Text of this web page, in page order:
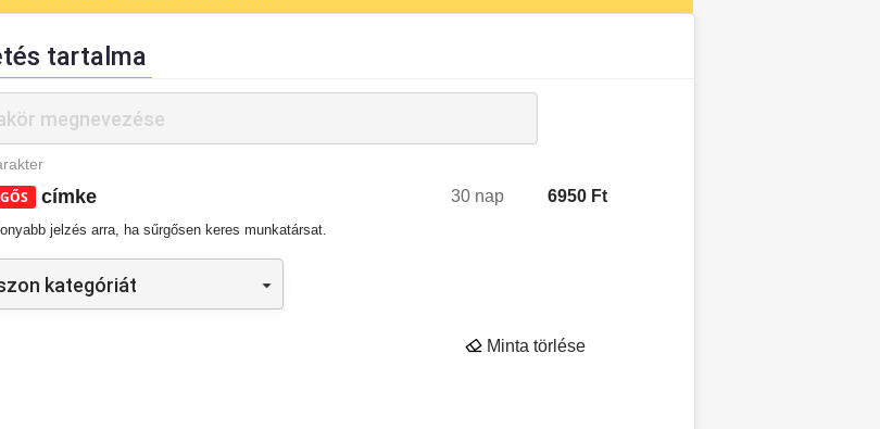
tartalma
címke 6950 Ft
30 nap
jelzés arra, ha sűrgősen keres munkatársat.
kategóriát
Minta törlése